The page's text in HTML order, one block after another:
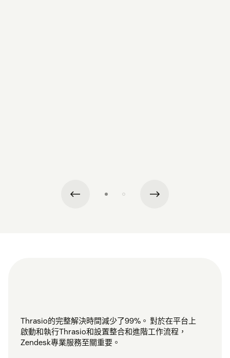
Thrasio的完整解決時間減少了99%。 對於在平台上
啟動和執行Thrasio和設置整合和進階工作流程，
Zendesk專業服務至關重要。